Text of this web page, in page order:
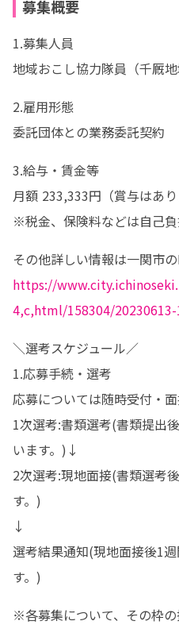
募集概要
1.募集人員
地域おこし協力隊員（千厩
2.雇用形態
委託団体との業務委託契約
3.給与・賃金等
月額 233,333円（賞与はあり
※税金、保険料などは自己負
https://
4,c,html/158304/
＼選考スケジュール／
1.応募手続・選考
応募については随時受付・面
1次選考:書類選考(書類提出
います。)↓
2次選考:現地面接(書類選考
す。)
↓
選考結果通知(現地面接後1
す。)
※各募集について、その枠